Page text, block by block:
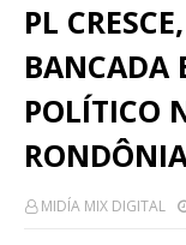
PL
BANCADA
POLÍTICO
MIDÍA MIX DIGITAL